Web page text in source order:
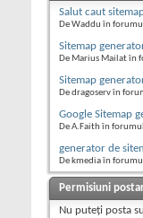
Salut caut
De Waddu în
Sitemap
De Marius Mailat în
Sitemap
De dragoserv în
Google Sitemap
De A.Faith în
generator de
De kmedia în
Permisiuni
Nu puteţi posta